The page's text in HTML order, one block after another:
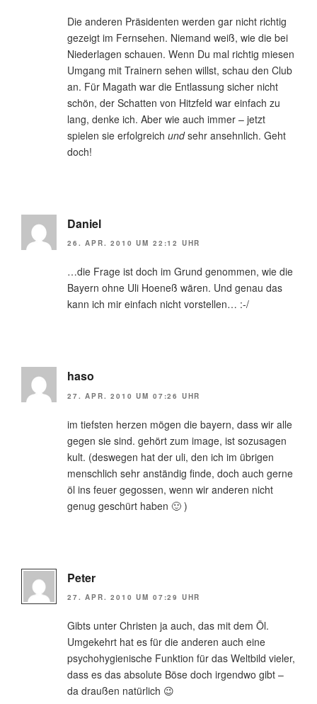
Die anderen Präsidenten werden gar nicht richtig
gezeigt im Fernsehen. Niemand weiß, wie die bei
Niederlagen schauen. Wenn Du mal richtig miesen
Umgang mit Trainern sehen willst, schau den Club
an. Für Magath war die Entlassung sicher nicht
schön, der Schatten von Hitzfeld war einfach zu
lang, denke ich. Aber wie auch immer – jetzt
spielen sie erfolgreich undsehr ansehnlich. Geht
doch!
Daniel
26. APR. 2010 UM 22:12 UHR
…die Frage ist doch im Grund genommen, wie die
Bayern ohne Uli Hoeneß wären. Und genau das
kann ich mir einfach nicht vorstellen… :-/
haso
27. APR. 2010 UM 07:26 UHR
im tiefsten herzen mögen die bayern, dass wir alle
gegen sie sind. gehört zum image, ist sozusagen
kult. (deswegen hat der uli, den ich im übrigen
menschlich sehr anständig finde, doch auch gerne
öl ins feuer gegossen, wenn wir anderen nicht
genug geschürt haben 🙂 )
Peter
27. APR. 2010 UM 07:29 UHR
Gibts unter Christen ja auch, das mit dem Öl.
Umgekehrt hat es für die anderen auch eine
psychohygienische Funktion für das Weltbild vieler,
dass es das absolute Böse doch irgendwo gibt –
da draußen natürlich 😉